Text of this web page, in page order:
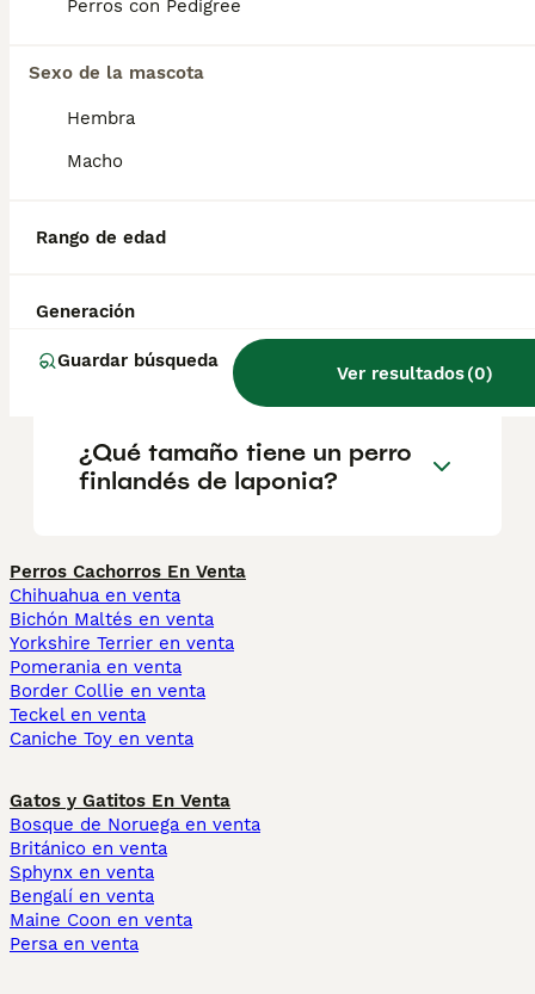
Perros con Pedigree
Sexo de la mascota
Hembra
Macho
Rango de edad
Generación
Guardar búsqueda
Ver resultados(0)
desempeñar múltiples roles en la vida de
¿Los perros lapones suecos
son buenos perros de
familia?
¿Qué tamaño tiene un perro
finlandés de laponia?
Perros Cachorros En Venta
Chihuahua en venta
Bichón Maltés en venta
Yorkshire Terrier en venta
Pomerania en venta
Border Collie en venta
Teckel en venta
Caniche Toy en venta
Gatos y Gatitos En Venta
Bosque de Noruega en venta
Británico en venta
Sphynx en venta
Bengalí en venta
Maine Coon en venta
Persa en venta